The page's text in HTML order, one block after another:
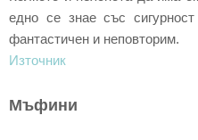
едно се знае със
фантастичен и неповторим.
Източник
Мъфини